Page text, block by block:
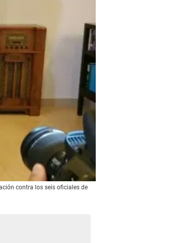
contra los seis oficiales de